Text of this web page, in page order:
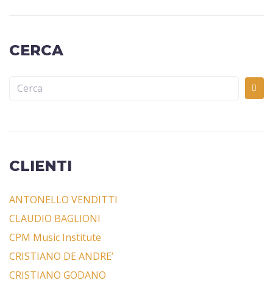
CERCA
CLIENTI
ANTONELLO VENDITTI
CLAUDIO BAGLIONI
CPM Music Institute
CRISTIANO DE ANDRE’
CRISTIANO GODANO